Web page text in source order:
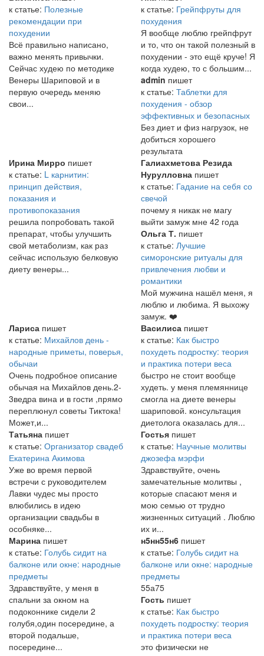
к статье: Полезные
рекомендации при
похудении
Всё правильно написано,
важно менять привычки.
Сейчас худею по методике
Венеры Шариповой и в
первую очередь меняю
свои...
к статье: Грейпфруты для
похудения
Я вообще люблю грейпфрут
и то, что он такой полезный в
похудении - это ещё круче! Я
когда худею, то с большим...
admin пишет
к статье: Таблетки для
похудения - обзор
эффективных и безопасных
Без диет и физ нагрузок, не
добиться хорошего
результата
Ирина Мирро пишет
к статье: L карнитин:
принцип действия,
показания и
противопоказания
решила попробовать такой
препарат, чтобы улучшить
свой метаболизм, как раз
сейчас использую белковую
диету венеры...
Галиахметова Резида
Нурулловна пишет
к статье: Гадание на себя со
свечой
почему я никак не магу
выйти замуж мне 42 года
Ольга Т. пишет
к статье: Лучшие
симоронские ритуалы для
привлечения любви и
романтики
Мой мужчина нашёл меня, я
люблю и любима. Я выхожу
замуж. ❤️
Лариса пишет
к статье: Михайлов день -
народные приметы, поверья,
обычаи
Очень подробное описание
обычая на Михайлов день.2-
3ведра вина и в гости ,прямо
переплюнул советы Тиктока!
Может,и...
Василиса пишет
к статье: Как быстро
похудеть подростку: теория
и практика потери веса
быстро не стоит вообще
худеть. у меня племяннице
смогла на диете венеры
шариповой. консультация
диетолога оказалась для...
Татьяна пишет
к статье: Организатор свадеб
Екатерина Акимова
Уже во время первой
встречи с руководителем
Лавки чудес мы просто
влюбились в идею
организации свадьбы в
особняке...
Гостья пишет
к статье: Научные молитвы
джозефа мэрфи
Здравствуйте, очень
замечательные молитвы ,
которые спасают меня и
мою семью от трудно
жизненных ситуаций . Люблю
их и...
Марина пишет
к статье: Голубь сидит на
балконе или окне: народные
предметы
Здравствуйте, у меня в
спальни за окном на
подоконнике сидели 2
голубя,один посередине, а
второй подальше,
посередине...
н5нн55н6 пишет
к статье: Голубь сидит на
балконе или окне: народные
предметы
55а75
Гость пишет
к статье: Как быстро
похудеть подростку: теория
и практика потери веса
это физически не